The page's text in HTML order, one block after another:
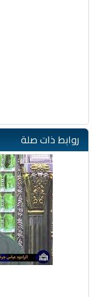
روابط ذات صلة